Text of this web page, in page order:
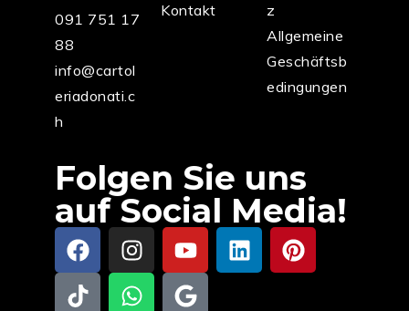
091 751 17
88
info@cartol
eriadonati.c
h
Kontakt
z
Allgemeine
Geschäftsb
edingungen
Folgen Sie uns
auf Social Media!